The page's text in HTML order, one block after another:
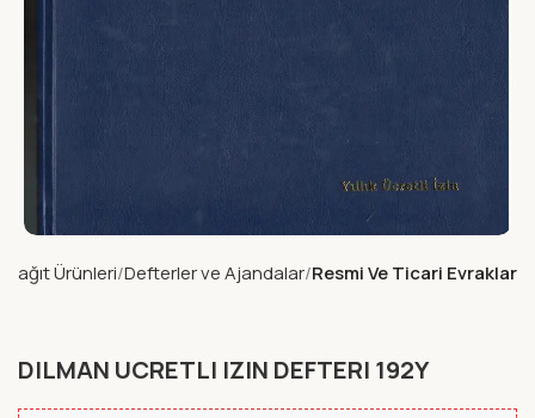
Kağıt Ürünleri Defterler ve Ajandalar Resmi Ve Ticari Evraklar
DILMAN UCRETLI IZIN DEFTERI 192Y